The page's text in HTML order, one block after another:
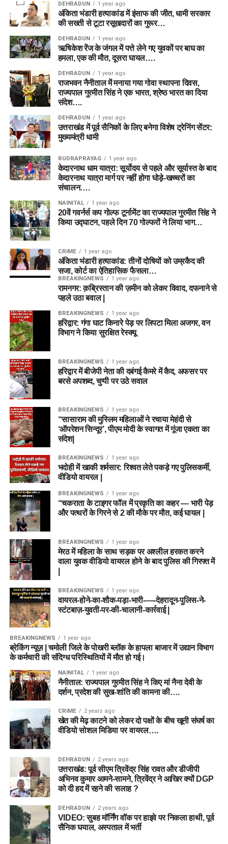
DEHRADUN 1 year ago
अंकिता भंडारी हत्याकांड में इंसाफ की जीत, धामी सरकार
की सख्ती से टूटा रसूखदारों का गुरूर…
DEHRADUN 1 year ago
ऋषिकेश रेंज के जंगल में पत्ते लेने गए युवकों पर बाघ का
हमला, एक की मौत, दूसरा घायल….
DEHRADUN 1 year ago
राजभवन नैनीताल में मनाया गया गोवा स्थापना दिवस,
राज्यपाल गुरमीत सिंह ने एक भारत, श्रेष्ठ भारत का दिया
संदेश….
DEHRADUN 1 year ago
उत्तराखंड में पूर्व सैनिकों के लिए बनेगा विशेष ट्रेनिंग सेंटर:
मुख्यमंत्री धामी
RUDRAPRAYAG 1 year ago
केदारनाथ धाम यात्रा: सूर्योदय से पहले और सूर्यास्त के बाद
केदारनाथ यात्रा मार्ग पर नहीं होगा घोड़े-खच्चरों का
संचालन….
NAINITAL 1 year ago
20वें गवर्नर्स कप गोल्फ टूर्नामेंट का राज्यपाल गुरमीत सिंह ने
किया उद्घाटन, पहले दिन 70 गोल्फरों ने लिया भाग…
CRIME 1 year ago
अंकिता भंडारी हत्याकांड: तीनों दोषियों को उम्रकैद की
सजा, कोर्ट का ऐतिहासिक फैसला…
BREAKINGNEWS 1 year ago
रामनगर: क़ब्रिस्तान की ज़मीन को लेकर विवाद, दफनाने से
पहले उठा बवाल |
BREAKINGNEWS 1 year ago
हरिद्वार: गंगा घाट किनारे पेड़ पर लिपटा मिला अजगर, वन
विभाग ने किया सुरक्षित रेस्क्यू
BREAKINGNEWS 1 year ago
हरिद्वार में बीजेपी नेता की दबंगई कैमरे में कैद, अफसर पर
बरसे अपशब्द, चुप्पी पर उठे सवाल
BREAKINGNEWS 1 year ago
“सासाराम की मुस्लिम महिलाओं ने रचाया मेहंदी से
‘ऑपरेशन सिन्दूर’, पीएम मोदी के स्वागत में गूंजा एकता का
संदेश|
BREAKINGNEWS 1 year ago
भदोही में खाकी शर्मसार: रिश्वत लेते पकड़े गए पुलिसकर्मी,
वीडियो वायरल |
BREAKINGNEWS 1 year ago
“चकराता के टाइगर फॉल में प्रकृति का कहर — भारी पेड़
और पत्थरों के गिरने से 2 की मौके पर मौत, कई घायल |
BREAKINGNEWS 1 year ago
मेरठ में महिला के साथ सड़क पर अश्लील हरकत करने
वाला युवक वीडियो वायरल होने के बाद पुलिस की गिरफ्त में
BREAKINGNEWS 1 year ago
वायरल-होने-का-शौक-पड़ा-भारी-—-देहरादून-पुलिस-ने-
स्टंटबाज़-युवती-पर-की-चालानी-कार्रवाई |
BREAKINGNEWS 1 year ago
ब्रेकिंग न्यूज़ | चमोली जिले के पोखरी ब्लॉक के हापला बाजार में उद्यान विभाग
के कर्मचारी की संदिग्ध परिस्थितियों में मौत हो गई।
NAINITAL 1 year ago
नैनीताल: राज्यपाल गुरमीत सिंह ने किए मां नैना देवी के
दर्शन, प्रदेश की सुख-शांति की कामना की….
CRIME 2 years ago
खेत की मेढ़ काटने को लेकर दो पक्षों के बीच खूनी संघर्ष का
वीडियो सोशल मिडिया पर वायरल….
DEHRADUN 2 years ago
उत्तराखंड: पूर्व सीएम त्रिवेंद्र सिंह रावत और डीजीपी
अभिनव कुमार आमने-सामने, त्रिवेंद्र ने आखिर क्यों DGP
को दी हद में रहने की सलाह ?
DEHRADUN 2 years ago
VIDEO: सुबह मॉर्निंग वॉक पर हाइवे पर निकला हाथी, पूर्व
सैनिक घयाल, अस्पताल में भर्ती